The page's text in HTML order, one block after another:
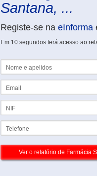
Santana, ...
Registe-se na eInforma
Em 10 segundos terá acesso ao